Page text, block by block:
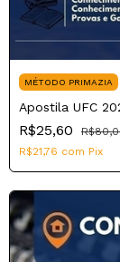
MÉTODO PRIMAZIA
Apostila UFC
R$25,60
R$21,76 com Pix